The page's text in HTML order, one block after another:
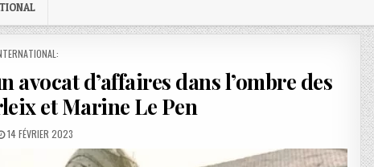
avocat d’affaires dans l’ombre des
et Marine Le Pen
PUBLISHED
14 FÉVRIER 2023